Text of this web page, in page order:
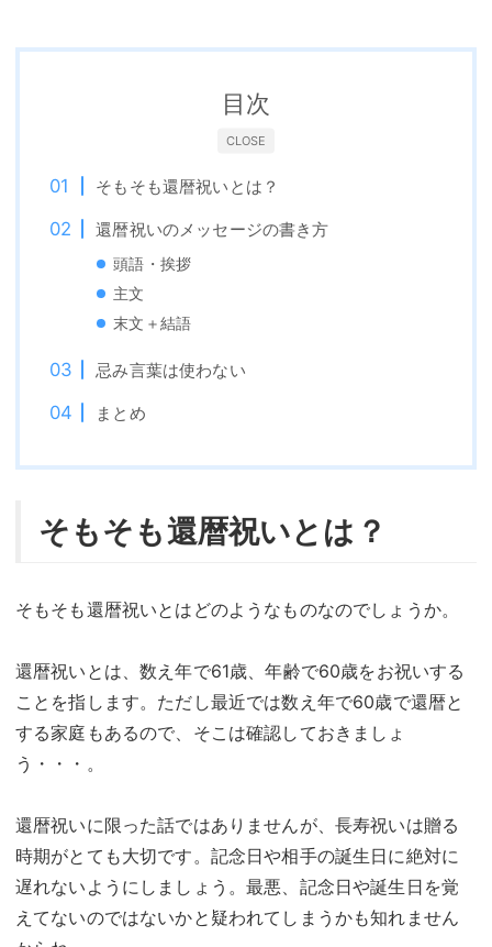
CLOSE
目次
そもそも還暦祝いとは？
還暦祝いのメッセージの書き方
頭語・挨拶
主文
末文＋結語
忌み言葉は使わない
まとめ
そもそも還暦祝いとは？
そもそも還暦祝いとはどのようなものなのでしょうか。
還暦祝いとは、数え年で61歳、年齢で60歳をお祝いする
ことを指します。ただし最近では数え年で60歳で還暦と
する家庭もあるので、そこは確認しておきましょ
う・・・。
還暦祝いに限った話ではありませんが、長寿祝いは贈る
時期がとても大切です。記念日や相手の誕生日に絶対に
遅れないようにしましょう。最悪、記念日や誕生日を覚
えてないのではないかと疑われてしまうかも知れません